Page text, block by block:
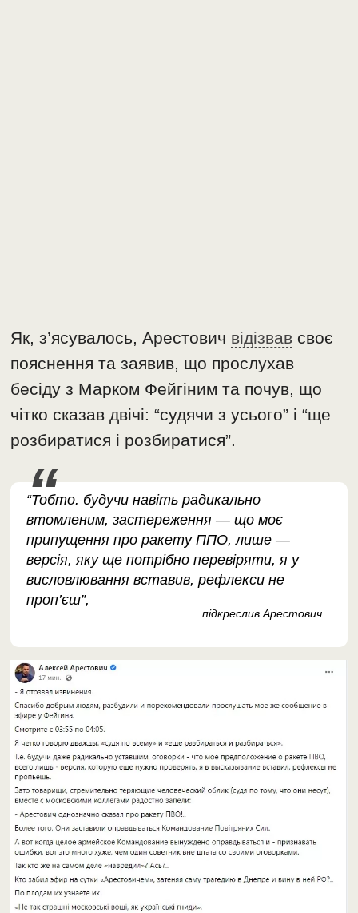
Як, з’ясувалось, Арестович відізвав своє
пояснення та заявив, що прослухав
бесіду з Марком Фейгіним та почув, що
чітко сказав двічі: “судячи з усього” і “ще
розбиратися і розбиратися”.
“Тобто. будучи навіть радикально
втомленим, застереження — що моє
припущення про ракету ППО, лише —
версія, яку ще потрібно перевіряти, я у
висловлювання вставив, рефлекси не
проп’єш”,
підкреслив Арестович.